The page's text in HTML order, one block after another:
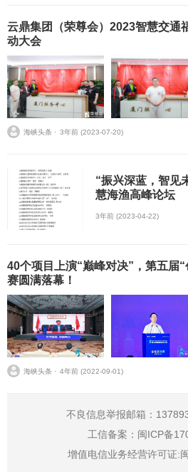
云鼎集团（荣尊会）2023智慧交通
动大会
海峡头条 ⋅ 3年前 (2023-07-20)
“振兴深蓝，智见
慧海渔高峰论坛
3年前 (2023-04-22)
40个项目上演“巅峰对决”，第五届
赛圆满落幕！
海峡头条 ⋅ 4年前 (2022-09-01)
不良信息举报邮箱：
工信备案： 闽ICP备
增值电信业务经营许可证: